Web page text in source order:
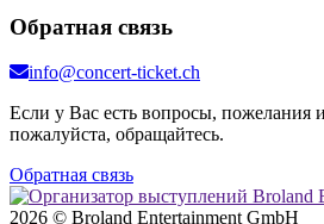
Обратная связь
info@concert-ticket.ch
Если у Вас есть вопросы, пожелания
пожалуйста, обращайтесь.
Обратная связь
2026 © Broland Entertainment GmbH